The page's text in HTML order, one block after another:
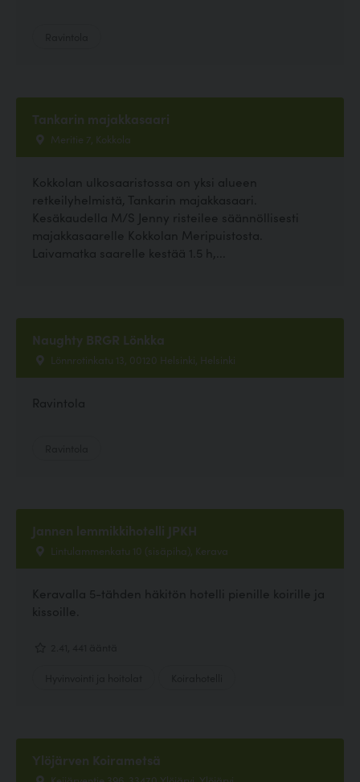
Tankarin majakkasaari
Meritie 7, Kokkola
Kokkolan ulkosaaristossa on yksi alueen
retkeilyhelmistä, Tankarin majakkasaari.
Kesäkaudella M/S Jenny risteilee säännöllisesti
majakkasaarelle Kokkolan Meripuistosta.
Laivamatka saarelle kestää 1.5 h,...
Naughty BRGR Lönkka
Lönnrotinkatu 13, 00120 Helsinki, Helsinki
Ravintola
Jannen lemmikkihotelli JPKH
Lintulammenkatu 10 (sisäpiha), Kerava
Keravalla 5-tähden häkitön hotelli pienille koirille ja
kissoille.
Ylöjärven Koirametsä